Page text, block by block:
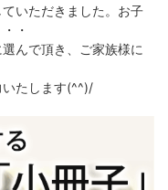
いただきました。お子
・
んで頂き、ご家族様に
いたします(^^)/